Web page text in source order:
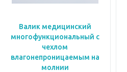
Валик медицинский
многофункциональный с
чехлом
влагонепроницаемым на
молнии